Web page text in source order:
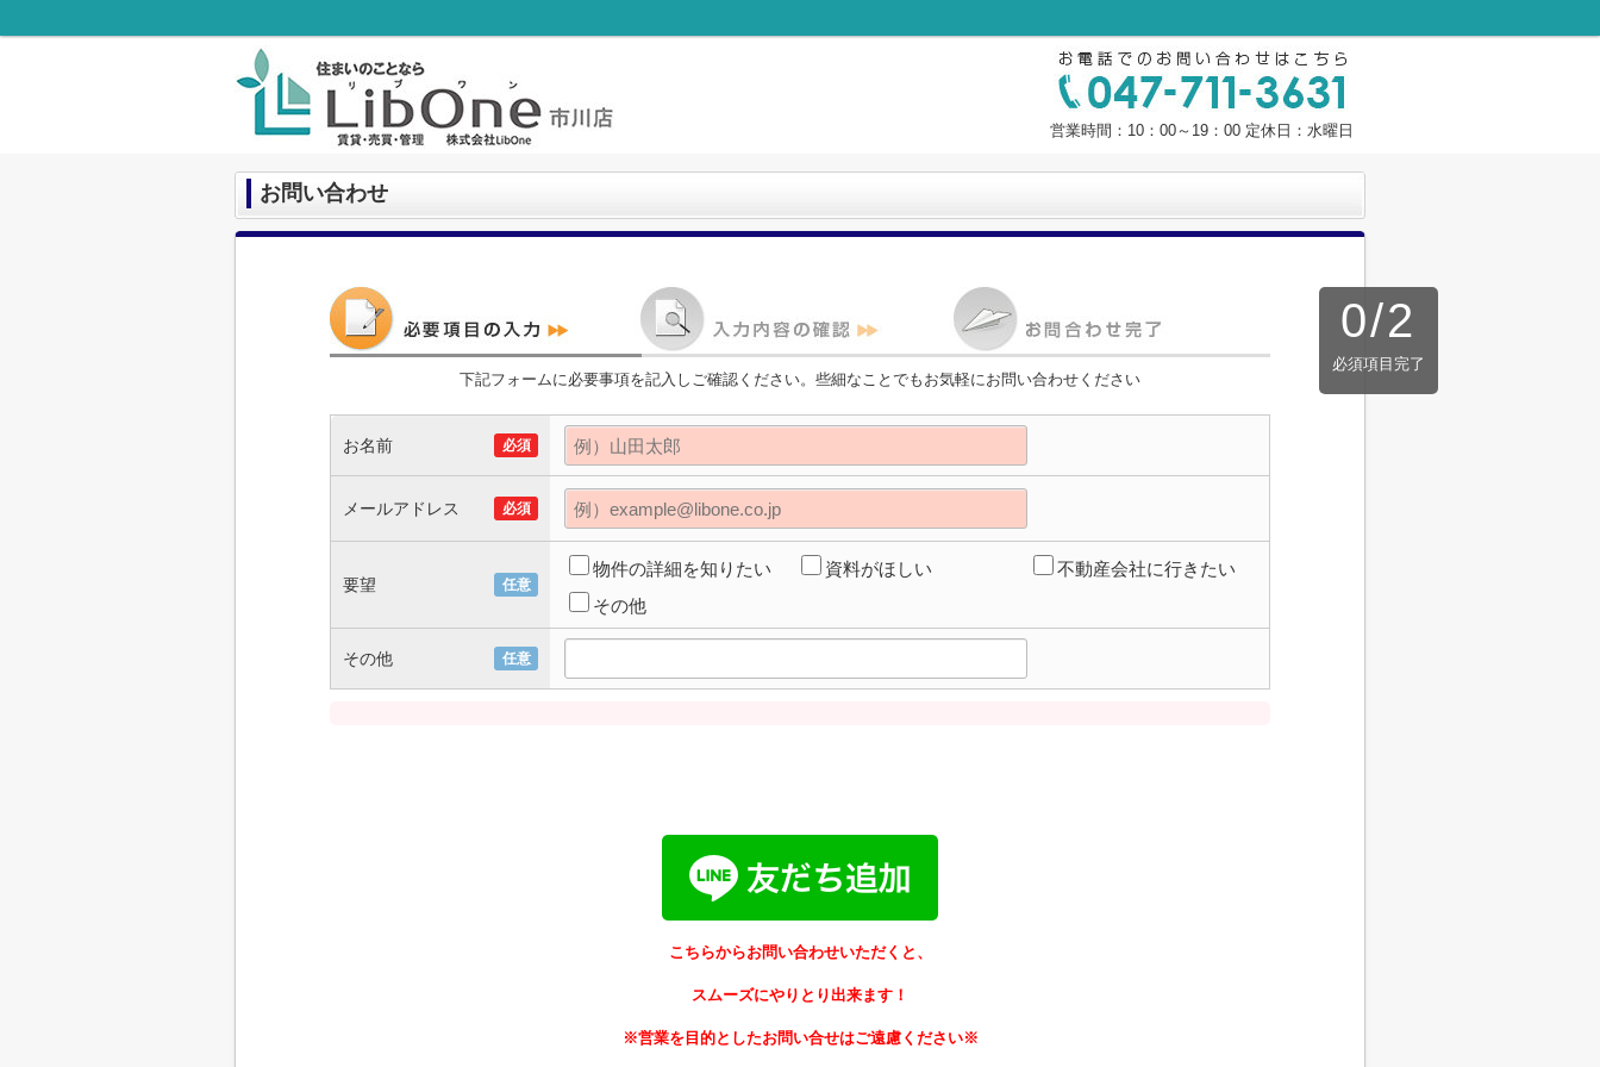
営業時間：10：00～19：00 定休日：水曜日
お問い合わせ
0/2
必須項目完了
下記フォームに必要事項を記入しご確認ください。些細なことでもお気軽にお問い合わせください
お名前 必須
メールアドレス 必須
要望 任意
物件の詳細を知りたい 資料がほしい
不動産会社に行きたい
その他
その他 任意
こちらからお問い合わせいただくと、
スムーズにやりとり出来ます！
※営業を目的としたお問い合せはご遠慮ください※